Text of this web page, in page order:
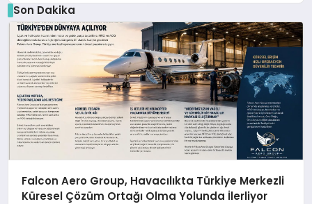
Son Dakika
Falcon Aero Group, Havacılıkta Türkiye Merkezli
Küresel Çözüm Ortağı Olma Yolunda İlerliyor